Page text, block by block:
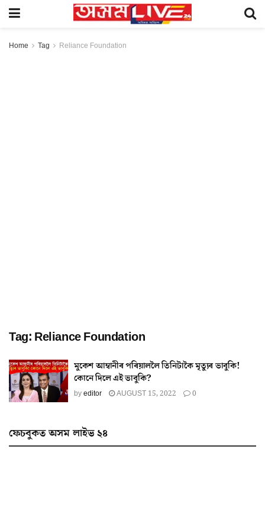
Home Tag Reliance Foundation
Tag: Reliance Foundation
মুকেশ আম্বানীৰ পৰিয়াললৈ তিনিটাকৈ মৃত্যুৰ ভাবুকি!
কোনে দিলে এই ভাবুকি?
byeditor AUGUST 15, 2022 0
ফেচবুকত অসম লাইভ ২৪